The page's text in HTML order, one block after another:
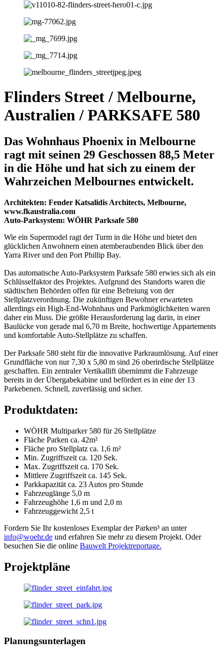
Flinders Street / Melbourne,
Australien / PARKSAFE 580
Das Wohnhaus Phoenix in Melbourne
ragt mit seinen 29 Geschossen 88,5 Meter
in die Höhe und hat sich zu einem der
Wahrzeichen Melbournes entwickelt.
Architekten: Fender Katsalidis Architects, Melbourne,
www.fkaustralia.com
Auto-Parksystem: WÖHR Parksafe 580
Wie ein Supermodel ragt der Turm in die Höhe und bietet den
glücklichen Anwohnern einen atemberaubenden Blick über den
Yarra River und den Port Phillip Bay.
Das automatische Auto-Parksystem Parksafe 580 erwies sich als ein
Schlüsselfaktor des Projektes. Aufgrund des Standorts waren die
städtischen Behörden offen für eine Befreiung von der
Stellplatzverordnung. Die zukünftigen Bewohner erwarteten
allerdings ein High-End-Wohnhaus und Parkmöglichkeiten waren
daher ein Muss. Die größte Herausforderung lag darin, in einer
Baulücke von gerade mal 6,70 m Breite, hochwertige Appartements
und komfortable Auto-Stellplätze zu schaffen.
Der Parksafe 580 steht für die innovative Parkraumlösung. Auf einer
Grundfläche von nur 7,30 x 5,80 m sind 26 oberirdische Stellplätze
geschaffen. Ein zentraler Vertikallift übernimmt die Fahrzeuge
bereits in der Übergabekabine und befördert es in eine der 13
Parkebenen. Schnell, zuverlässig und sicher.
Produktdaten:
WÖHR Multiparker 580 für 26 Stellplätze
Fläche Parken ca. 42m²
Fläche pro Stellplatz ca. 1,6 m²
Min. Zugriffszeit ca. 120 Sek.
Max. Zugriffszeit ca. 170 Sek.
Mittlere Zugriffszeit ca. 145 Sek.
Parkkapazität ca. 23 Autos pro Stunde
Fahrzeuglänge 5,0 m
Fahrzeughöhe 1,6 m und 2,0 m
Fahrzeuggewicht 2,5 t
Fordern Sie Ihr kostenloses Exemplar der Parken³ an unter
info@woehr.de und erfahren Sie mehr zu diesem Projekt. Oder
besuchen Sie die online Bauwelt Projektreportage.
Projektpläne
Planungsunterlagen